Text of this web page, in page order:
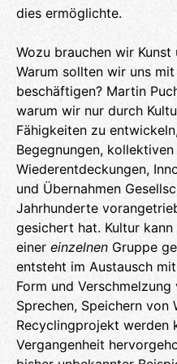
dies ermöglichte.
Wozu brauchen wir
Warum sollten wir uns
beschäftigen? Martin
warum wir nur durch
Fähigkeiten zu
Begegnungen,
Wiederentdeckungen,
und Übernahmen
Jahrhunderte
gesichert hat. Kultur
einer einzelnen Gruppe
entsteht im Austausch
Form und
Sprechen, Speichern von
Recyclingprojekt werden
Vergangenheit